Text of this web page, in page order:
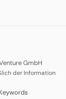
GmbH
der Information